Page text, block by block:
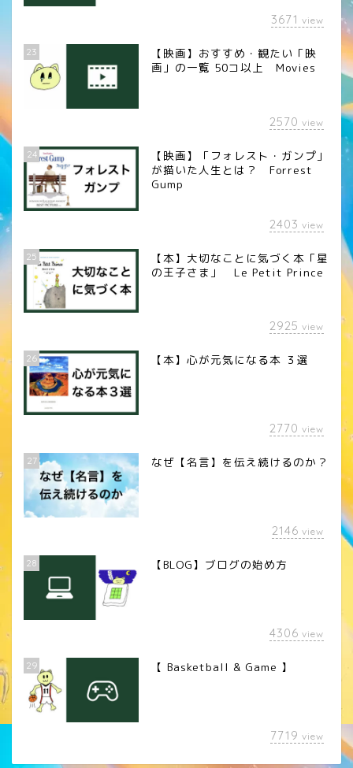
3671 view
23
【映画】おすすめ・観たい「映
画」の一覧 50コ以上 Movies
2570 view
24
【映画】「フォレスト・ガンプ」
が描いた人生とは？ Forrest
Gump
2403 view
25
【本】大切なことに気づく本「星
の王子さま」 Le Petit Prince
2925 view
26 【本】心が元気になる本 ３選
2770 view
27 なぜ【名言】を伝え続けるのか？
2146 view
28 【BLOG】ブログの始め方
4306 view
29 【 Basketball & Game 】
7719 view
カメラレンズ